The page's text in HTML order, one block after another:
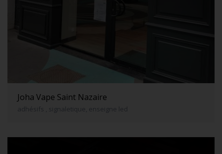
Joha Vape Saint Nazaire
adhésifs , signaletique, enseigne led